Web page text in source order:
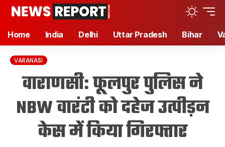
Home India Delhi Uttar Pradesh Bihar
VARANASI
वाराणसी: फूलपुर पुलिस ने
NBW वारंटी को दहेज उत्पीड़न
केस में किया गिरफ्तार